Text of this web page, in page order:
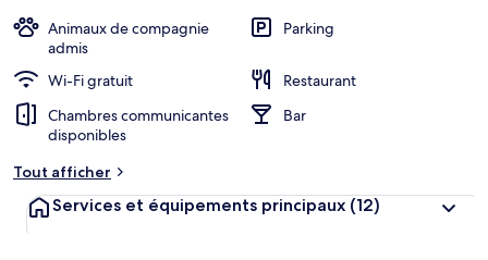
Animaux de compagnie
admis
Parking
Wi-Fi gratuit
Restaurant
Chambres communicantes
disponibles
Bar
Tout afficher
Services et équipements principaux (12)